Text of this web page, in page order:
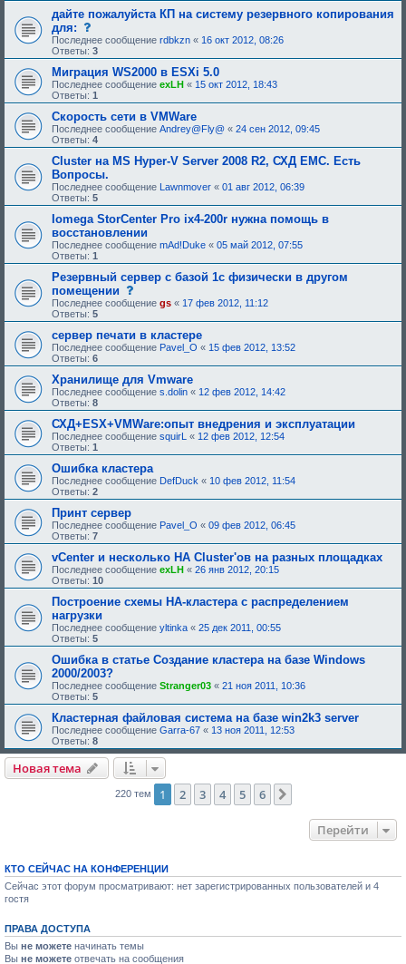
у
е
б
е
и
я
дайте пожалуйста КП на систему резервного копирования
для:
о
о
б
щ
е
н
и
е
,
т
р
б
у
ю
щ
е
о
д
о
б
р
е
н
и
я
Последнее сообщение rdbkzn « 16 окт 2012, 08:26
Ответы: 3
Миграция WS2000 в ESXi 5.0
Последнее сообщение exLH « 15 окт 2012, 18:43
Ответы: 1
Скорость сети в VMWare
Последнее сообщение Andrey@Fly@ « 24 сен 2012, 09:45
Ответы: 4
Cluster на MS Hyper-V Server 2008 R2, СХД EMC. Есть
Вопросы.
Последнее сообщение Lawnmover « 01 авг 2012, 06:39
Ответы: 5
Iomega StorCenter Pro ix4-200r нужна помощь в
восстановлении
Последнее сообщение mAd!Duke « 05 май 2012, 07:55
Ответы: 1
Резервный сервер с базой 1с физически в другом
помещении
о
о
б
щ
е
н
и
е
,
т
р
е
б
у
е
е
б
н
и
Последнее сообщение gs « 17 фев 2012, 11:12
Ответы: 5
сервер печати в кластере
Последнее сообщение Pavel_O « 15 фев 2012, 13:52
Ответы: 6
Хранилище для Vmware
Последнее сообщение s.dolin « 12 фев 2012, 14:42
Ответы: 8
СХД+ESX+VMWare:опыт внедрения и эксплуатации
Последнее сообщение squirL « 12 фев 2012, 12:54
Ответы: 1
Ошибка кластера
Последнее сообщение DefDuck « 10 фев 2012, 11:54
Ответы: 2
Принт сервер
Последнее сообщение Pavel_O « 09 фев 2012, 06:45
Ответы: 7
vCenter и несколько HA Cluster'ов на разных площадках
Последнее сообщение exLH « 26 янв 2012, 20:15
Ответы: 10
Построение схемы HA-кластера с распределением
нагрузки
Последнее сообщение yltinka « 25 дек 2011, 00:55
Ответы: 5
Ошибка в статье Создание кластера на базе Windows
2000/2003?
Последнее сообщение Stranger03 « 21 ноя 2011, 10:36
Ответы: 5
Кластерная файловая система на базе win2k3 server
Последнее сообщение Garra-67 « 13 ноя 2011, 12:53
Ответы: 8
Новая тема
220 тем 1 2 3 4 5 6
Перейти
КТО СЕЙЧАС НА КОНФЕРЕНЦИИ
Сейчас этот форум просматривают: нет зарегистрированных пользователей и 4
гостя
ПРАВА ДОСТУПА
Вы не можете начинать темы
Вы не можете отвечать на сообщения